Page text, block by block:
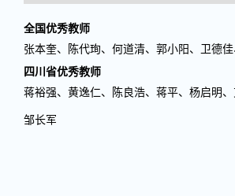
全国优秀教师
张本奎、陈代珣、何道清、郭小阳、卫德
四川省优秀教师
蒋裕强、黄逸仁、陈良浩、蒋平、杨启明、
邹长军